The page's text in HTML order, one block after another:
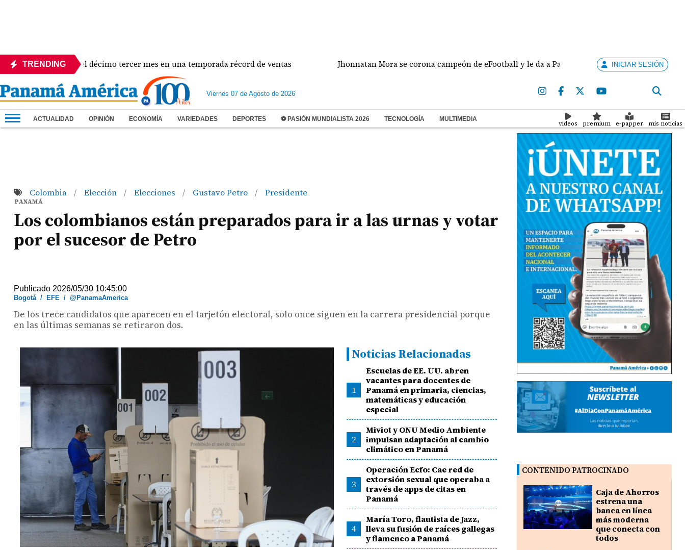
TRENDING
convertir el décimo tercer mes en una temporada récord de ventas Jhonnatan Mora se corona campeón de eFootball y le da a Panamá su sexta medalla de oro en Santo
INICIAR SESIÓN
Viernes 07 de Agosto de 2026
ACTUALIDAD OPINIÓN ECONOMÍA VARIEDADES DEPORTES ⚽ PASIÓN MUNDIALISTA 2026 TECNOLOGÍA MULTIMEDIA
videos premium e-papper mis noticias
Colombia / Elección / Elecciones / Gustavo Petro / Presidente
PANAMÁ
Los colombianos están preparados para ir a las urnas y votar
por el sucesor de Petro
Publicado 2026/05/30 10:45:00
Bogotá/ EFE /@PanamaAmerica
De los trece candidatos que aparecen en el tarjetón electoral, solo once siguen en la carrera presidencial porque
en las últimas semanas se retiraron dos.
Noticias Relacionadas
1
Escuelas de EE. UU. abren
vacantes para docentes de
Panamá en primaria, ciencias,
matemáticas y educación
especial
2
Miviot y ONU Medio Ambiente
impulsan adaptación al cambio
climático en Panamá
3
Operación Ecfo: Cae red de
extorsión sexual que operaba a
través de apps de citas en
Panamá
4
María Toro, flautista de Jazz,
lleva su fusión de raíces gallegas
y flamenco a Panamá
CONTENIDO PATROCINADO
Caja de Ahorros
estrena una
banca en línea
más moderna
que conecta con
todos